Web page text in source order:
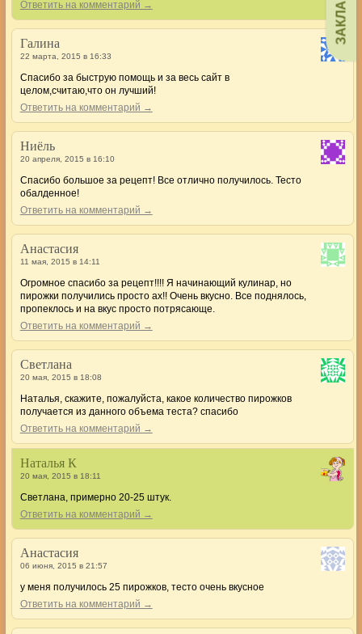
Ответить на комментарий →
Галина
22 марта, 2015 в 16:33
Спасибо за быструю помощь и за весь сайт в
целом,считаю,что он лучший!
Ответить на комментарий →
Ниёль
20 апреля, 2015 в 16:10
Спасибо большое за рецепт! Все отлично получилось. Тесто
обалденное!
Ответить на комментарий →
Анастасия
11 мая, 2015 в 14:11
Огромное спасибо за рецепт!!!! Я начинающий кулинар, но
пирожки получились просто ах!! Очень вкусно. Все поднялось,
пропеклось и на вкус просто потрясающе.
Ответить на комментарий →
Светлана
20 мая, 2015 в 18:08
Наталья, скажите, пожалуйста, какое количество пирожков
получается из данного объема теста? спасибо
Ответить на комментарий →
Наталья К
20 мая, 2015 в 18:11
Светлана, примерно 20-25 штук.
Ответить на комментарий →
Анастасия
06 июня, 2015 в 21:57
у меня получилось 25 пирожков, тесто очень вкусное
Ответить на комментарий →